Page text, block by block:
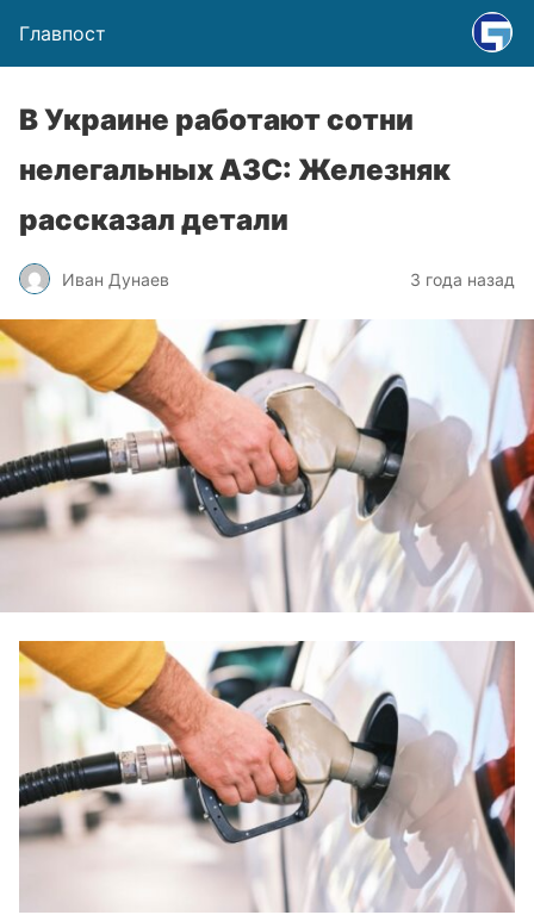
Главпост
В Украине работают сотни
нелегальных АЗС: Железняк
рассказал детали
Иван Дунаев 3 года назад